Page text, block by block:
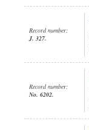
Record number:
J. 327.
Record number:
No. 6202.